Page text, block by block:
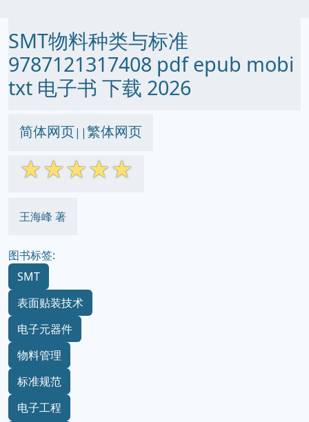
SMT物料种类与标准
9787121317408 pdf epub mobi
txt 电子书 下载 2026
简体网页||繁体网页
☆☆☆☆☆
王海峰 著
图书标签:
SMT
表面贴装技术
电子元器件
物料管理
标准规范
电子工程